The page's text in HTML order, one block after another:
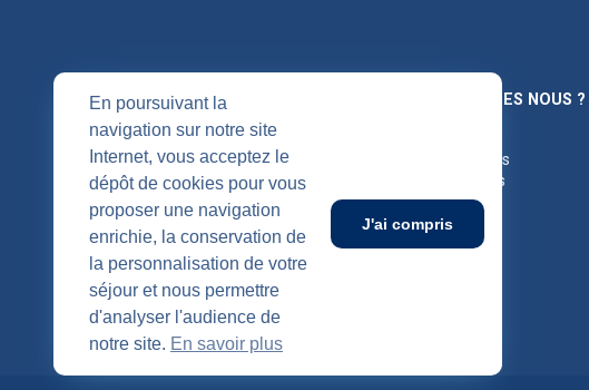
En poursuivant la
navigation sur notre site
Internet, vous acceptez le
dépôt de cookies pour vous
proposer une navigation
enrichie, la conservation de
la personnalisation de votre
séjour et nous permettre
d'analyser l'audience de
notre site. En savoir plus
J'ai compris
SUIVEZ-NOUS
QUI SOMMES NOUS ?
Nos agences
Publications